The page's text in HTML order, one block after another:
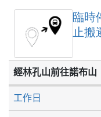
臨時
止搬
經林孔山前往諾布山
工作日